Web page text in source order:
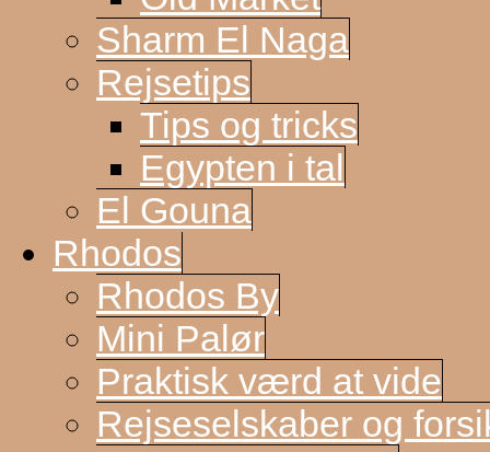
Sharm El Naga
Rejsetips
Tips og tricks
Egypten i tal
El Gouna
Rhodos
Rhodos By
Mini Palør
Praktisk værd at vide
Rejseselskaber og